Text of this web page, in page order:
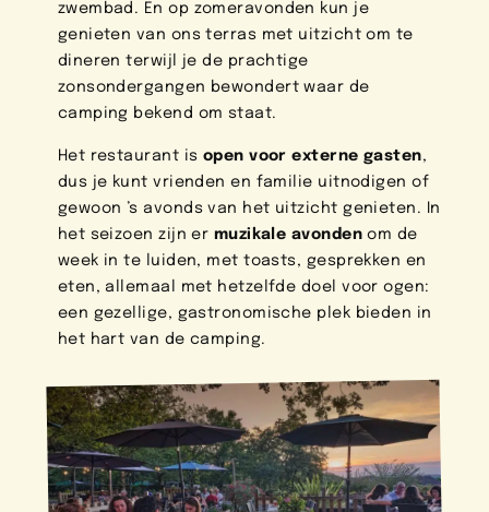
zwembad. En op zomeravonden kun je
genieten van ons terras met uitzicht om te
dineren terwijl je de prachtige
zonsondergangen bewondert waar de
camping bekend om staat.
Het restaurant is open voor externe gasten,
dus je kunt vrienden en familie uitnodigen of
gewoon ’s avonds van het uitzicht genieten. In
het seizoen zijn er muzikale avondenom de
week in te luiden, met toasts, gesprekken en
eten, allemaal met hetzelfde doel voor ogen:
een gezellige, gastronomische plek bieden in
het hart van de camping.